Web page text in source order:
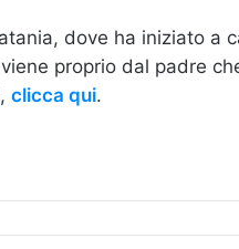
dove ha iniziato a
viene proprio dal padre
clicca qui.